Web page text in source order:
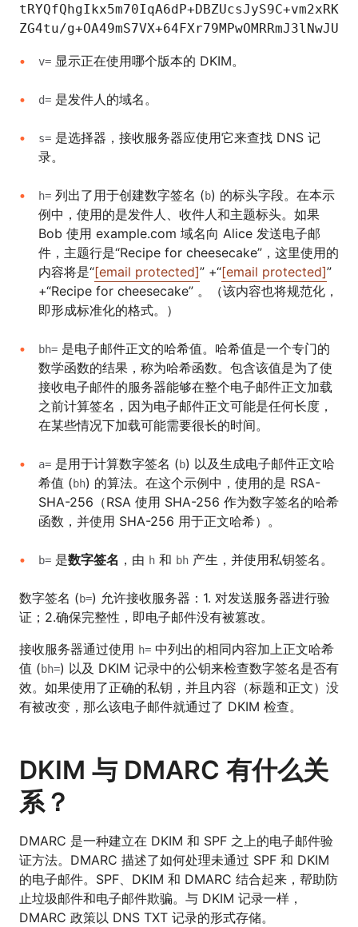
v= 显示正在使用哪个版本的 DKIM。
d= 是发件人的域名。
s= 是选择器，接收服务器应使用它来查找 DNS 记
录。
h= 列出了用于创建数字签名 (b) 的标头字段。在本示
例中，使用的是发件人、收件人和主题标头。如果
Bob 使用 example.com 域名向 Alice 发送电子邮
件，主题行是“Recipe for cheesecake”，这里使用的
内容将是“[email protected]” +“[email protected]”
+“Recipe for cheesecake” 。（该内容也将规范化，
即形成标准化的格式。）
bh= 是电子邮件正文的哈希值。哈希值是一个专门的
数学函数的结果，称为哈希函数。包含该值是为了使
接收电子邮件的服务器能够在整个电子邮件正文加载
之前计算签名，因为电子邮件正文可能是任何长度，
在某些情况下加载可能需要很长的时间。
a= 是用于计算数字签名 (b) 以及生成电子邮件正文哈
希值 (bh) 的算法。在这个示例中，使用的是 RSA-
SHA-256（RSA 使用 SHA-256 作为数字签名的哈希
函数，并使用 SHA-256 用于正文哈希）。
b= 是数字签名 ，由 h 和 bh 产生，并使用私钥签名。
数字签名 (b=) 允许接收服务器：1. 对发送服务器进行验
证；2.确保完整性，即电子邮件没有被篡改。
接收服务器通过使用 h= 中列出的相同内容加上正文哈希
值 (bh=) 以及 DKIM 记录中的公钥来检查数字签名是否有
效。如果使用了正确的私钥，并且内容（标题和正文）没
有被改变，那么该电子邮件就通过了 DKIM 检查。
DKIM 与 DMARC 有什么关
系？
DMARC 是一种建立在 DKIM 和 SPF 之上的电子邮件验
证方法。DMARC 描述了如何处理未通过 SPF 和 DKIM
的电子邮件。SPF、DKIM 和 DMARC 结合起来，帮助防
止垃圾邮件和电子邮件欺骗。与 DKIM 记录一样，
DMARC 政策以 DNS TXT 记录的形式存储。